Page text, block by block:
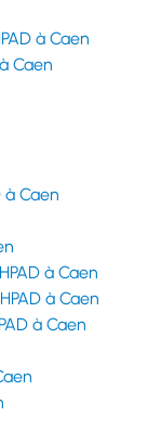
à Caen
Caen
à Caen
à Caen
à Caen
à Caen